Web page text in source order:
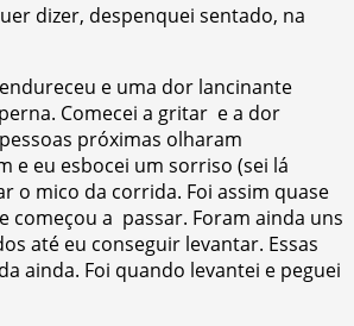
dizer, despenquei sentado, na
e uma dor lancinante
Comecei a gritar e a dor
próximas olharam
e eu esbocei um sorriso (sei lá
o mico da corrida. Foi assim quase
começou a passar. Foram ainda uns
até eu conseguir levantar. Essas
ainda. Foi quando levantei e peguei